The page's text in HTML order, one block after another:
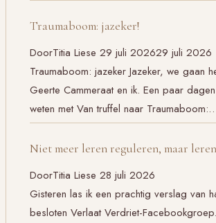
Traumaboom: jazeker!
DoorTitia Liese 29 juli 202629 juli 2026
Traumaboom: jazeker Jazeker, we gaan
Geerte Cammeraat en ik. Een paar
weten met Van truffel naar
Niet meer leren reguleren, maar
DoorTitia Liese 28 juli 2026
Gisteren las ik een prachtig verslag van
besloten Verlaat Verdriet-